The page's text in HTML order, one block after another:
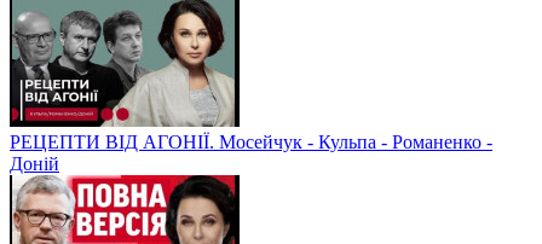
РЕЦЕПТИ ВІД АГОНІЇ. Мосейчук - Кульпа - Романенко -
Доній